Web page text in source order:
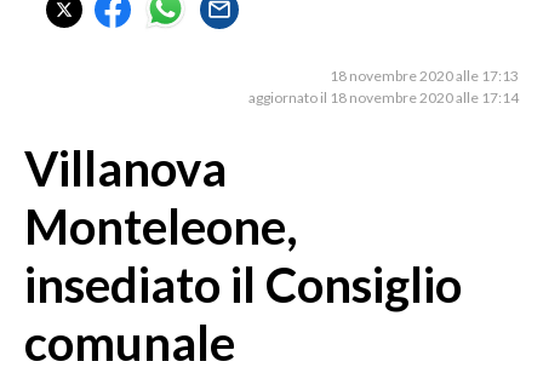
SASSARI E PROVINCIA
GALLURA
OGLIASTRA
18 novembre 2020 alle 17:13
aggiornato il 18 novembre 2020 alle 17:14
Villanova
Monteleone,
insediato il Consiglio
comunale